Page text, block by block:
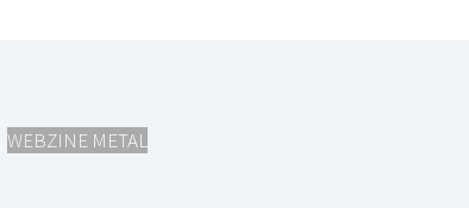
WEBZINE METAL